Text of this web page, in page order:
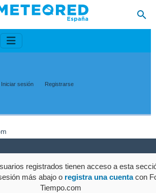
Iniciar sesión Registrarse
registrados tienen acceso a esta
más abajo o registra una cuentacon
Tiempo.com